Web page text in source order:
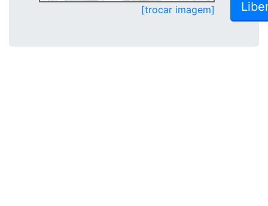
[trocar imagem]